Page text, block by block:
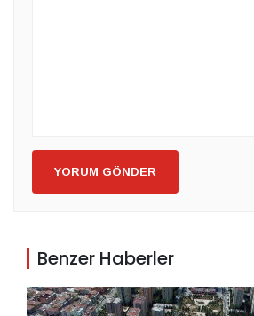
YORUM GÖNDER
Benzer Haberler